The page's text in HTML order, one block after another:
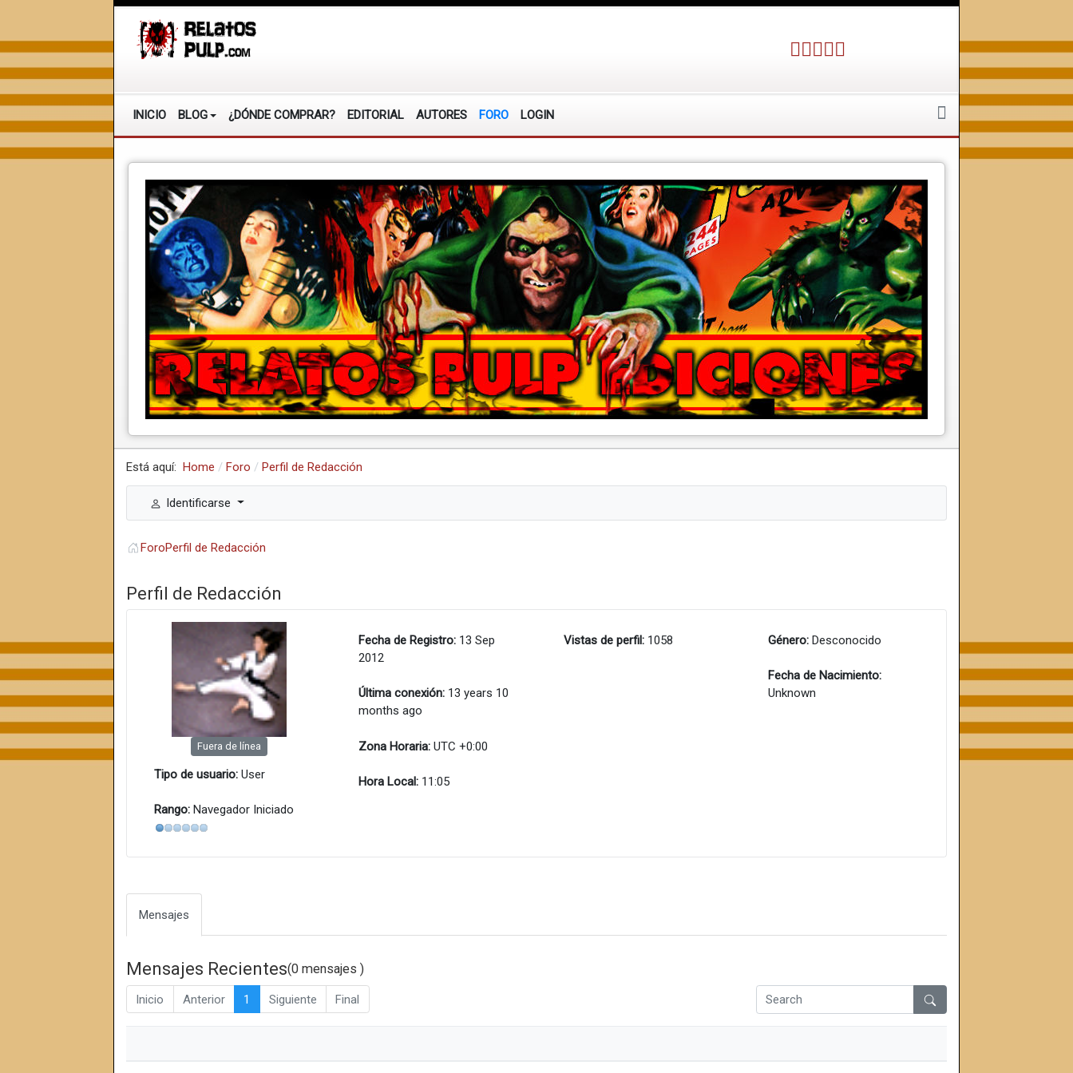
INICIO BLOG ¿DÓNDE COMPRAR? EDITORIAL AUTORES FORO LOGIN
Está aquí: Home Foro Perfil de Redacción
Identificarse
ForoPerfil de Redacción
Perfil de Redacción
Fuera de línea
Tipo de usuario: User
Rango: Navegador Iniciado
Fecha de Registro: 13 Sep
2012
Última conexión: 13 years 10
months ago
Zona Horaria: UTC +0:00
Hora Local: 11:05
Vistas de perfil: 1058 Género: Desconocido
Fecha de Nacimiento:
Unknown
Mensajes
Mensajes Recientes(0 mensajes )
Inicio Anterior 1 Siguiente Final